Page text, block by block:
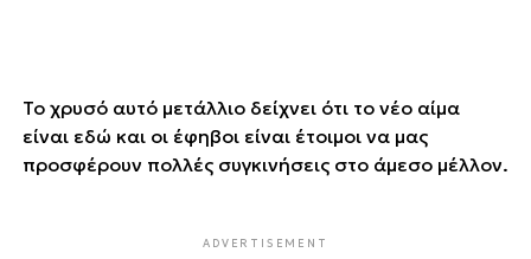
Το χρυσό αυτό μετάλλιο δείχνει ότι το νέο αίμα
είναι εδώ και οι έφηβοι είναι έτοιμοι να μας
προσφέρουν πολλές συγκινήσεις στο άμεσο μέλλον.
ADVERTISEMENT